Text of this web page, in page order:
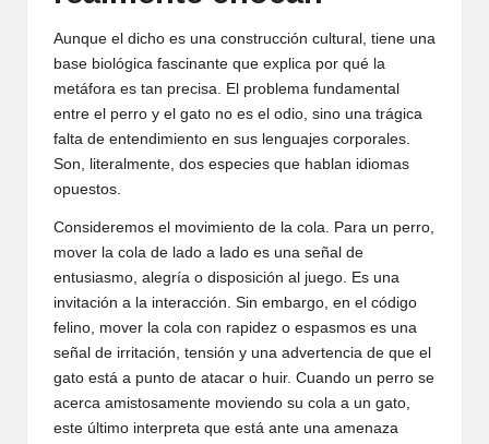
Aunque el dicho es una construcción cultural, tiene una
base biológica fascinante que explica por qué la
metáfora es tan precisa. El problema fundamental
entre el perro y el gato no es el odio, sino una trágica
falta de entendimiento en sus lenguajes corporales.
Son, literalmente, dos especies que hablan idiomas
opuestos.
Consideremos el movimiento de la cola. Para un perro,
mover la cola de lado a lado es una señal de
entusiasmo, alegría o disposición al juego. Es una
invitación a la interacción. Sin embargo, en el código
felino, mover la cola con rapidez o espasmos es una
señal de irritación, tensión y una advertencia de que el
gato está a punto de atacar o huir. Cuando un perro se
acerca amistosamente moviendo su cola a un gato,
este último interpreta que está ante una amenaza